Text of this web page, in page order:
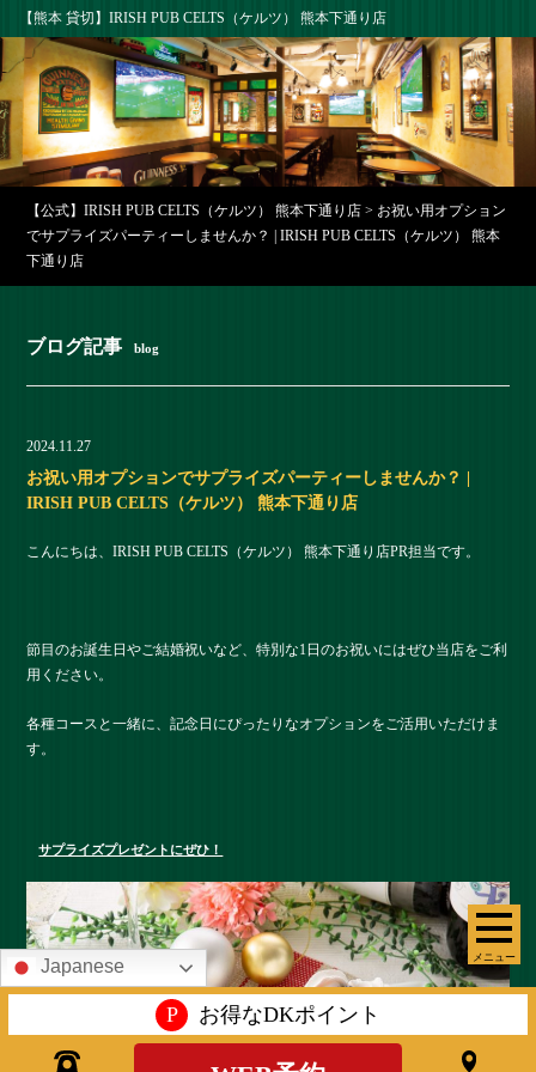
【熊本 貸切】IRISH PUB CELTS（ケルツ） 熊本下通り店
メニュー
【公式】IRISH PUB CELTS（ケルツ） 熊本下通り店 > お祝い用オプション
でサプライズパーティーしませんか？ | IRISH PUB CELTS（ケルツ） 熊本
下通り店
ブログ記事 blog
2024.11.27
お祝い用オプションでサプライズパーティーしませんか？ |
IRISH PUB CELTS（ケルツ） 熊本下通り店
こんにちは、IRISH PUB CELTS（ケルツ） 熊本下通り店PR担当です。
節目のお誕生日やご結婚祝いなど、特別な1日のお祝いにはぜひ当店をご利
用ください。
各種コースと一緒に、記念日にぴったりなオプションをご活用いただけま
す。
サプライズプレゼントにぜひ！
Japanese
P お得なDKポイント